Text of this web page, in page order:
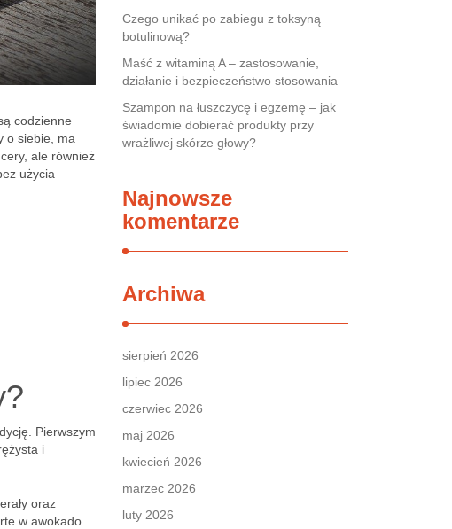
codzienne
o siebie, ma
ale również
użycia
Pierwszym
i
oraz
w awokado
Czego unikać po zabiegu z toksyną
botulinową?
Maść z witaminą A – zastosowanie,
działanie i bezpieczeństwo stosowania
Szampon na łuszczycę i egzemę – jak
świadomie dobierać produkty przy
wrażliwej skórze głowy?
Najnowsze
komentarze
Archiwa
sierpień 2026
lipiec 2026
czerwiec 2026
maj 2026
kwiecień 2026
marzec 2026
luty 2026